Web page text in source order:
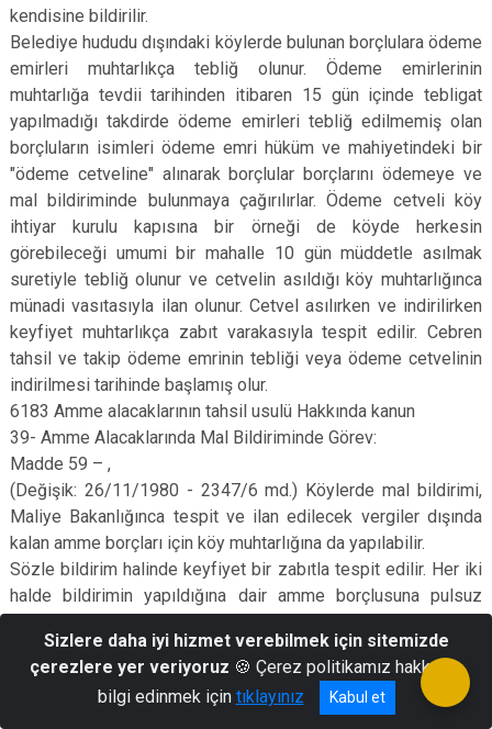
kendisine bildirilir.
Belediye hududu dışındaki köylerde bulunan borçlulara ödeme
emirleri muhtarlıkça tebliğ olunur. Ödeme emirlerinin
muhtarlığa tevdii tarihinden itibaren 15 gün içinde tebligat
yapılmadığı takdirde ödeme emirleri tebliğ edilmemiş olan
borçluların isimleri ödeme emri hüküm ve mahiyetindeki bir
"ödeme cetveline" alınarak borçlular borçlarını ödemeye ve
mal bildiriminde bulunmaya çağırılırlar. Ödeme cetveli köy
ihtiyar kurulu kapısına bir örneği de köyde herkesin
görebileceği umumi bir mahalle 10 gün müddetle asılmak
suretiyle tebliğ olunur ve cetvelin asıldığı köy muhtarlığınca
münadi vasıtasıyla ilan olunur. Cetvel asılırken ve indirilirken
keyfiyet muhtarlıkça zabıt varakasıyla tespit edilir. Cebren
tahsil ve takip ödeme emrinin tebliği veya ödeme cetvelinin
indirilmesi tarihinde başlamış olur.
6183 Amme alacaklarının tahsil usulü Hakkında kanun
39- Amme Alacaklarında Mal Bildiriminde Görev:
Madde 59 – ,
(Değişik: 26/11/1980 - 2347/6 md.) Köylerde mal bildirimi,
Maliye Bakanlığınca tespit ve ilan edilecek vergiler dışında
kalan amme borçları için köy muhtarlığına da yapılabilir.
Sözle bildirim halinde keyfiyet bir zabıtla tespit edilir. Her iki
halde bildirimin yapıldığına dair amme borçlusuna pulsuz
kanun
40-Amme Alacaklarında Menkul Mal Haczinde Görev Madde
65 – Köylerde ve Köy Kanunu tatbik edilen :
Sizlere daha iyi hizmet verebilmek için sitemizde
çerezlere yer veriyoruz 🍪 Çerez politikamız hakkında
bilgi edinmek için tıklayınız Kabul et